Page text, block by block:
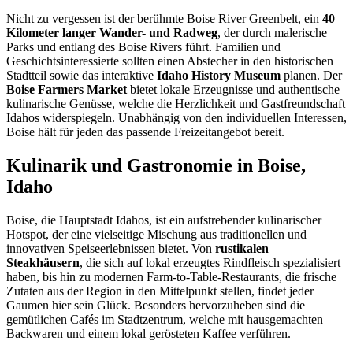
Nicht zu vergessen ist der berühmte Boise River Greenbelt, ein 40
Kilometer langer Wander- und Radweg, der durch malerische
Parks und entlang des Boise Rivers führt. Familien und
Geschichtsinteressierte sollten einen Abstecher in den historischen
Stadtteil sowie das interaktive Idaho History Museum planen. Der
Boise Farmers Market bietet lokale Erzeugnisse und authentische
kulinarische Genüsse, welche die Herzlichkeit und Gastfreundschaft
Idahos widerspiegeln. Unabhängig von den individuellen Interessen,
Boise hält für jeden das passende Freizeitangebot bereit.
Kulinarik und Gastronomie in Boise,
Idaho
Boise, die Hauptstadt Idahos, ist ein aufstrebender kulinarischer
Hotspot, der eine vielseitige Mischung aus traditionellen und
innovativen Speiseerlebnissen bietet. Von rustikalen
Steakhäusern, die sich auf lokal erzeugtes Rindfleisch spezialisiert
haben, bis hin zu modernen Farm-to-Table-Restaurants, die frische
Zutaten aus der Region in den Mittelpunkt stellen, findet jeder
Gaumen hier sein Glück. Besonders hervorzuheben sind die
gemütlichen Cafés im Stadtzentrum, welche mit hausgemachten
Backwaren und einem lokal gerösteten Kaffee verführen.